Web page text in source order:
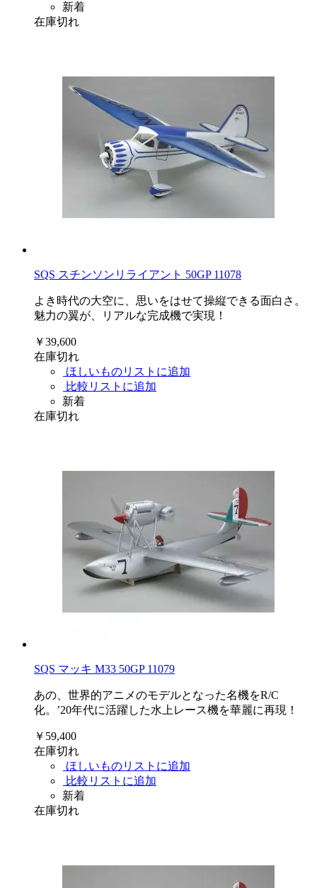
新着
在庫切れ
SQS スチンソンリライアント 50GP 11078
よき時代の大空に、思いをはせて操縦できる面白さ。
魅力の翼が、リアルな完成機で実現！
￥39,600
在庫切れ
ほしいものリストに追加
比較リストに追加
新着
在庫切れ
SQS マッキ M33 50GP 11079
あの、世界的アニメのモデルとなった名機をR/C
化。’20年代に活躍した水上レース機を華麗に再現！
￥59,400
在庫切れ
ほしいものリストに追加
比較リストに追加
新着
在庫切れ